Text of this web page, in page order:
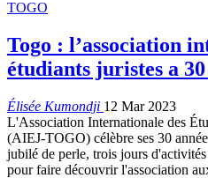
TOGO
Togo : l’association
étudiants juristes a 30
Élisée Kumondji 12 Mar 2023
L'Association Internationale des
(AIEJ-TOGO) célèbre ses 30
jubilé de perle, trois jours
pour faire découvrir l'association